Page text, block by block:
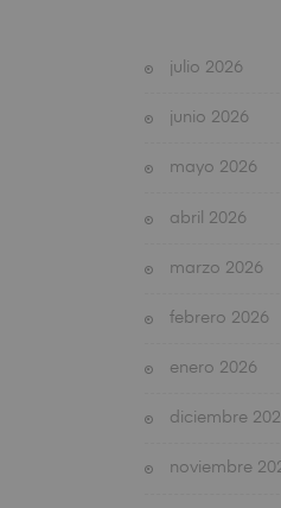
julio 2026
junio 2026
mayo 2026
abril 2026
marzo 2026
febrero 2026
enero 2026
diciembre
noviembre